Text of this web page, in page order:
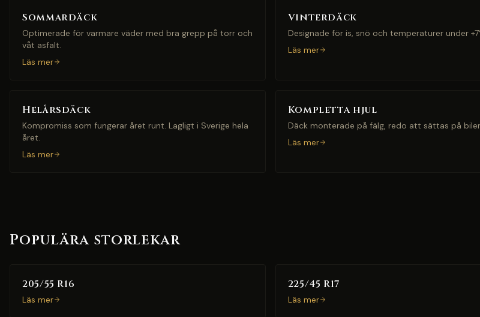
Sommardäck
Optimerade för varmare väder med bra grepp på torr och
våt asfalt.
Läs mer
Vinterdäck
Designade för is, snö och temperaturer under
Läs mer
Helårsdäck
Kompromiss som fungerar året runt. Lagligt i Sverige hela
året.
Läs mer
Kompletta hjul
Däck monterade på fälg, redo att sättas på
Läs mer
Populära storlekar
205/55 R16
Läs mer
225/45 R17
Läs mer